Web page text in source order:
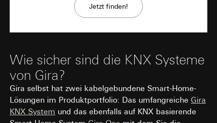
Jetzt finden!
Wie sicher sind die KNX Systeme
von Gira?
Gira selbst hat zwei kabelgebundene Smart-Home-
Lösungen im Produktportfolio: Das umfangreiche Gira
KNX System und das ebenfalls auf KNX basierende